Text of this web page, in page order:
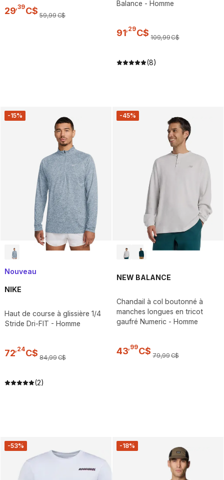
29,39C$ 59,99C$
Balance - Homme
91,29C$ 109,99C$
(8)
-15%
Nouveau
NIKE
Haut de course à glissière 1/4
Stride Dri-FIT - Homme
72 24C$ 84,99C$
(2)
-45%
NEW BALANCE
Chandail à col boutonné à
manches longues en tricot
gaufré Numeric - Homme
43 99C$ 79,99C$
-53% -18%